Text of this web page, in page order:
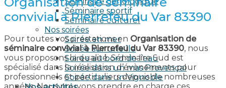
Séminaire sportif
Séminaire culturel
Nos soirées
Soirée en mer
Soirée sur une île
Soirée au bord de l’eau
Soirée dans un mas Provençal
Soirée dans un Vignoble
convivial à Pierrefeu du Var 83390
Pour toutes vos prestations en Organisation de
séminaire convivial à Pierrefeu du Var 83390, nous
vous proposons la qualité. Séminaire Sud est
spécialisé dans la réalisation d’évènements pour
professionnels et particuliers depuis de nombreuses
années. Nous pouvons prendre en charge ces